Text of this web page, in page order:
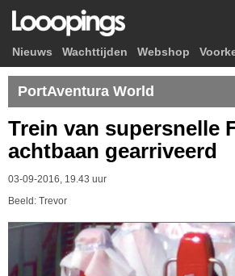
Nieuws Wachttijden Webshop
PortAventura World
Trein van supersnelle
achtbaan gearriveerd
03-09-2016, 19.43 uur
Beeld: Trevor